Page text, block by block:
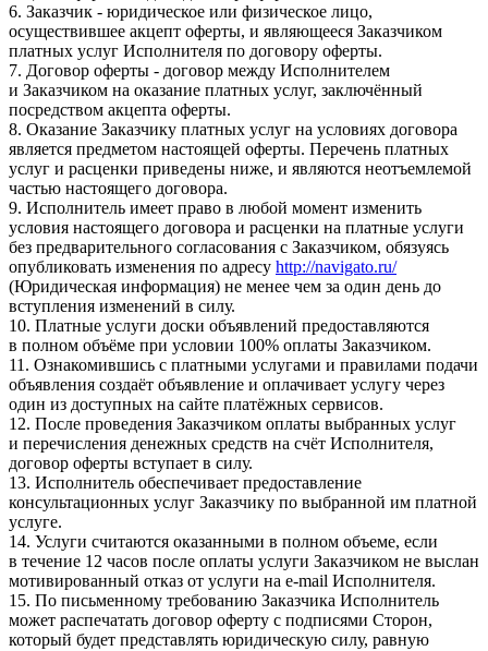
6. Заказчик - юридическое или физическое лицо,
осуществившее акцепт оферты, и являющееся Заказчиком
платных услуг Исполнителя по договору оферты.
7. Договор оферты - договор между Исполнителем
и Заказчиком на оказание платных услуг, заключённый
посредством акцепта оферты.
8. Оказание Заказчику платных услуг на условиях договора
является предметом настоящей оферты. Перечень платных
услуг и расценки приведены ниже, и являются неотъемлемой
частью настоящего договора.
9. Исполнитель имеет право в любой момент изменить
условия настоящего договора и расценки на платные услуги
без предварительного согласования с Заказчиком, обязуясь
опубликовать изменения по адресу http://navigato.ru/
(Юридическая информация) не менее чем за один день до
вступления изменений в силу.
10. Платные услуги доски объявлений предоставляются
в полном объёме при условии 100% оплаты Заказчиком.
11. Ознакомившись с платными услугами и правилами подачи
объявления создаёт объявление и оплачивает услугу через
один из доступных на сайте платёжных сервисов.
12. После проведения Заказчиком оплаты выбранных услуг
и перечисления денежных средств на счёт Исполнителя,
договор оферты вступает в силу.
13. Исполнитель обеспечивает предоставление
консультационных услуг Заказчику по выбранной им платной
услуге.
14. Услуги считаются оказанными в полном объеме, если
в течение 12 часов после оплаты услуги Заказчиком не выслан
мотивированный отказ от услуги на e-mail Исполнителя.
15. По письменному требованию Заказчика Исполнитель
может распечатать договор оферту с подписями Сторон,
который будет представлять юридическую силу, равную